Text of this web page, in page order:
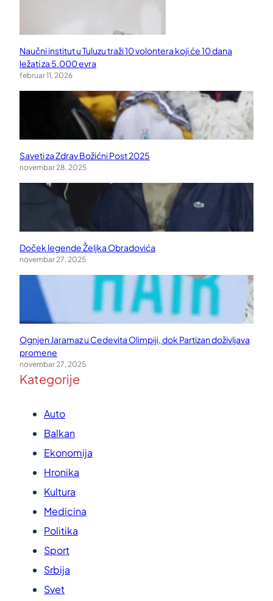
Naučni institut u Tuluzu traži 10 volontera koji će 10 dana
ležati za 5.000 evra
februar 11, 2026
Saveti za Zdrav Božićni Post 2025
novembar 28, 2025
Doček legende Željka Obradovića
novembar 27, 2025
Ognjen Jaramaz u Cedevita Olimpiji, dok Partizan doživljava
promene
novembar 27, 2025
Kategorije
Auto
Balkan
Ekonomija
Hronika
Kultura
Medicina
Politika
Sport
Srbija
Svet